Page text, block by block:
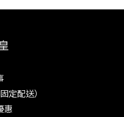
定配送）
惠